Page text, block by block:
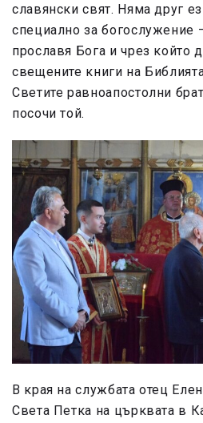
славянски свят. Няма друг
специално за богослужение
прославя Бога и чрез който
свещените книги на
Светите равноапостолни
посочи той.
В края на службата отец
Света Петка на църквата в